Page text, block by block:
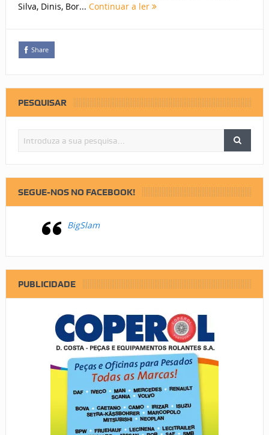
Silva, Dinis, Bor... Continuar a ler
Share
PESQUISAR
SEGUE-NOS NO FACEBOOK!
BigSlam
PUBLICIDADE